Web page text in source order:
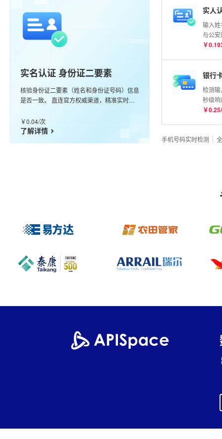
实名认证 身份证二要素
核验身份证二要素（姓名和身份证号码）信息
是否一致。 直连官方权威渠道，精准实时核
￥0.04/次
了解详情
实人
输入
与公
比对
￥
银行
检测
秒级
卡
￥0.25/
手机号码实时检测